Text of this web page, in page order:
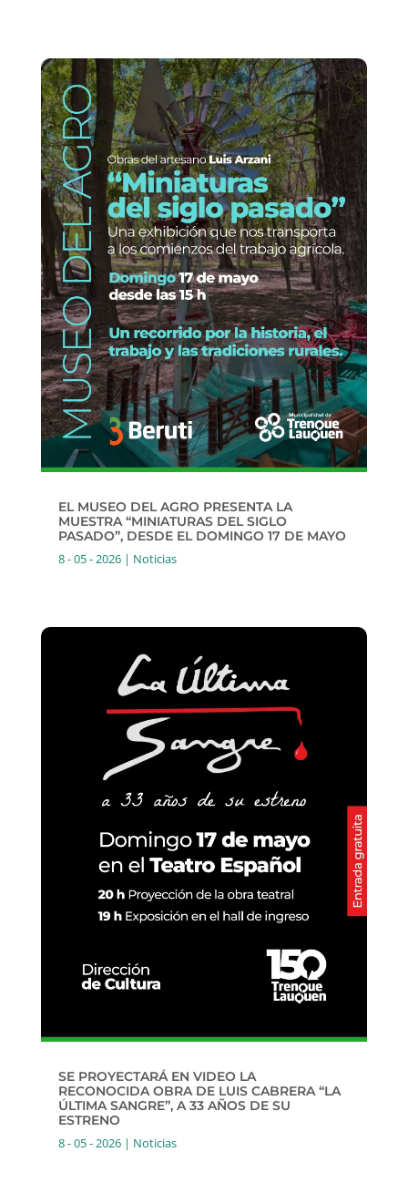
EL MUSEO DEL AGRO PRESENTA LA
MUESTRA “MINIATURAS DEL SIGLO
PASADO”, DESDE EL DOMINGO 17 DE MAYO
8 - 05 - 2026| Noticias
SE PROYECTARÁ EN VIDEO LA
RECONOCIDA OBRA DE LUIS CABRERA “LA
ÚLTIMA SANGRE”, A 33 AÑOS DE SU
ESTRENO
8 - 05 - 2026| Noticias